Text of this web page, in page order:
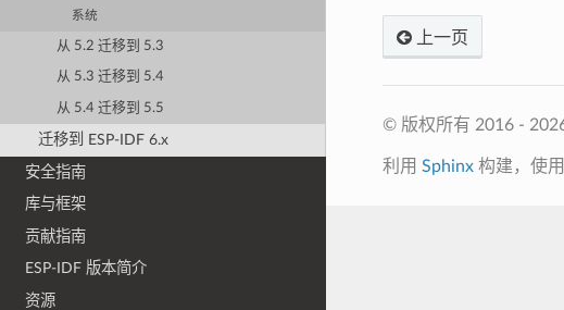
系统
从 5.2 迁移到 5.3
从 5.3 迁移到 5.4
从 5.4 迁移到 5.5
迁移到 ESP-IDF 6.x
安全指南
库与框架
贡献指南
ESP-IDF 版本简介
资源
上一页
© 版权所有 2016 -
利用 Sphinx构建，使